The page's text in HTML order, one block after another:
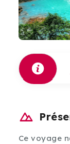
Ce voyage